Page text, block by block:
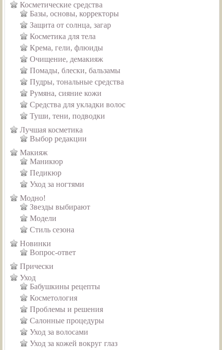
Косметические средства
Базы, основы, корректоры
Защита от солнца, загар
Косметика для тела
Крема, гели, флюиды
Очищение, демакияж
Помады, блески, бальзамы
Пудры, тональные средства
Румяна, сияние кожи
Средства для укладки волос
Туши, тени, подводки
Лучшая косметика
Выбор редакции
Макияж
Маникюр
Педикюр
Уход за ногтями
Модно!
Звезды выбирают
Модели
Стиль сезона
Новинки
Вопрос-ответ
Прически
Уход
Бабушкины рецепты
Косметология
Проблемы и решения
Салонные процедуры
Уход за волосами
Уход за кожей вокруг глаз